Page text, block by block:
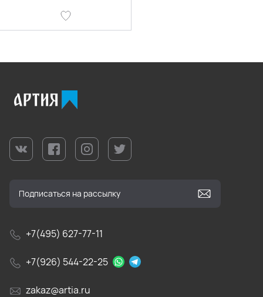
+7(495) 627-77-11
+7(926) 544-22-25
zakaz@artia.ru